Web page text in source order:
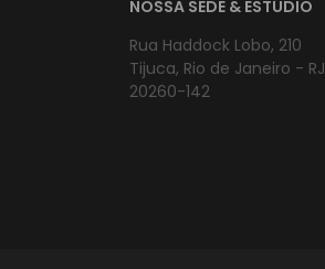
NOSSA SEDE & ESTÚDIO
Rua Haddock Lobo, 210
Tijuca, Rio de Janeiro - RJ
20260-142